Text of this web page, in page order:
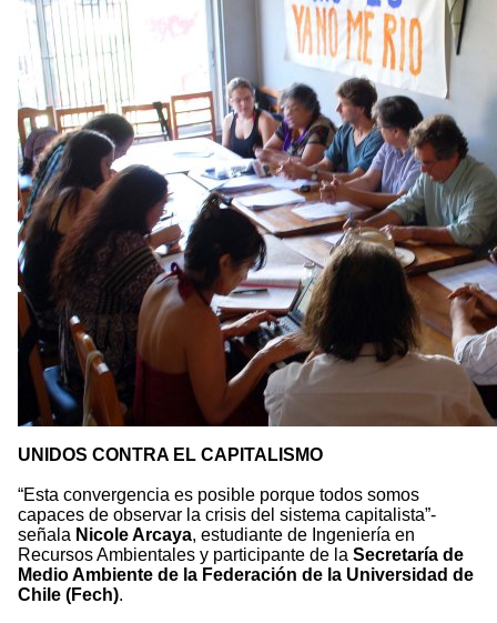
UNIDOS CONTRA EL CAPITALISMO
“Esta convergencia es posible porque todos somos
capaces de observar la crisis del sistema capitalista”-
señala Nicole Arcaya, estudiante de Ingeniería en
Recursos Ambientales y participante de la Secretaría de
Medio Ambiente de la Federación de la Universidad de
Chile (Fech).